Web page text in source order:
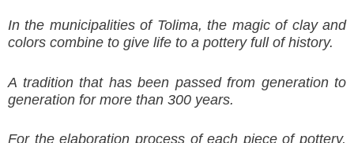
In the municipalities of Tolima, the magic of clay and
colors combine to give life to a pottery full of history.
A tradition that has been passed from generation to
generation for more than 300 years.
For the elaboration process of each piece of pottery,